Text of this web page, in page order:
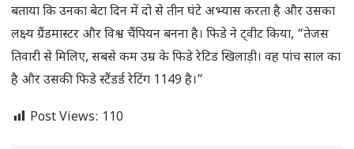
बताया कि उनका बेटा दिन में दो से तीन घंटे अभ्यास करता है और उसका
लक्ष्य ग्रैंडमास्टर और विश्व चैंपियन बनना है। फिडे ने ट्वीट किया, “तेजस
तिवारी से मिलिए, सबसे कम उम्र के फिडे रेटिड खिलाड़ी। वह पांच साल का
है और उसकी फिडे स्टैंडर्ड रेटिंग 1149 है।”
Post Views: 110